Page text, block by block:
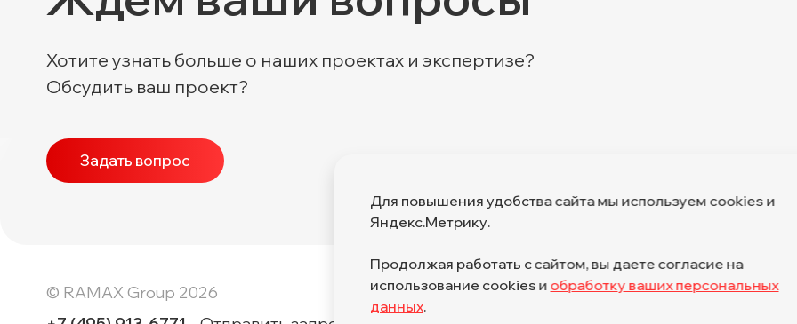
Хотите узнать больше о наших проектах и экспертизе?
Обсудить ваш проект?
Задать вопрос
© RAMAX Group 2026
ИНН 7804018868, Основной ОКВЭД —
Для повышения удобства сайта мы используем cookies и
Яндекс.Метрику.
Продолжая работать с сайтом, вы даете согласие на
использование cookies и обработку ваших персональных
данных.